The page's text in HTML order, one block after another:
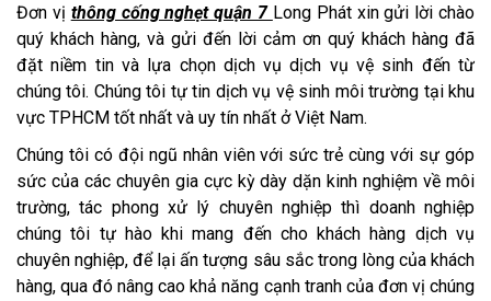
Đơn vị thông cống nghẹt quận 7 Long Phát xin gửi lời chào
quý khách hàng, và gửi đến lời cảm ơn quý khách hàng đã
đặt niềm tin và lựa chọn dịch vụ dịch vụ vệ sinh đến từ
chúng tôi. Chúng tôi tự tin dịch vụ vệ sinh môi trường tại khu
vực TPHCM tốt nhất và uy tín nhất ở Việt Nam.
Chúng tôi có đội ngũ nhân viên với sức trẻ cùng với sự góp
sức của các chuyên gia cực kỳ dày dặn kinh nghiệm về môi
trường, tác phong xử lý chuyên nghiệp thì doanh nghiệp
chúng tôi tự hào khi mang đến cho khách hàng dịch vụ
chuyên nghiệp, để lại ấn tượng sâu sắc trong lòng của khách
hàng, qua đó nâng cao khả năng cạnh tranh của đơn vị chúng